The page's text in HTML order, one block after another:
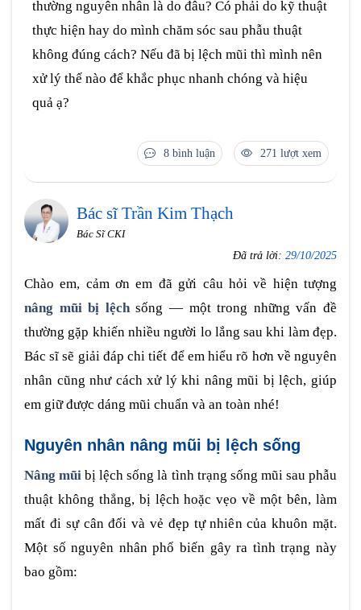
thường nguyên nhân là do đâu? Có phải do kỹ thuật
thực hiện hay do mình chăm sóc sau phẫu thuật
không đúng cách? Nếu đã bị lệch mũi thì mình nên
xử lý thế nào để khắc phục nhanh chóng và hiệu
quả ạ?
8 bình luận 271 lượt xem
Bác sĩ Trần Kim Thạch
Bác Sĩ CKI
Đã trả lời: 29/10/2025
Chào em, cảm ơn em đã gửi câu hỏi về hiện tượng
nâng mũi bị lệchsống — một trong những vấn đề
thường gặp khiến nhiều người lo lắng sau khi làm đẹp.
Bác sĩ sẽ giải đáp chi tiết để em hiểu rõ hơn về nguyên
nhân cũng như cách xử lý khi nâng mũi bị lệch, giúp
em giữ được dáng mũi chuẩn và an toàn nhé!
Nguyên nhân nâng mũi bị lệch sống
Nâng mũi bị lệch sống là tình trạng sống mũi sau phẫu
thuật không thẳng, bị lệch hoặc vẹo về một bên, làm
mất đi sự cân đối và vẻ đẹp tự nhiên của khuôn mặt.
Một số nguyên nhân phổ biến gây ra tình trạng này
bao gồm: